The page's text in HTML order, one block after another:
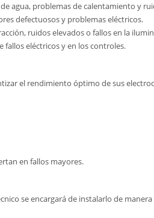
agua, problemas de calentamiento y
defectuosos y problemas eléctricos.
ruidos elevados o fallos en la
fallos eléctricos y en los controles.
el rendimiento óptimo de sus
en fallos mayores.
se encargará de instalarlo de